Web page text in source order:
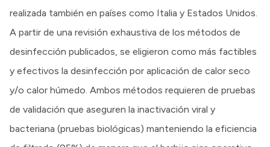
realizada también en países como Italia y Estados Unidos.
A partir de una revisión exhaustiva de los métodos de
desinfección publicados, se eligieron como más factibles
y efectivos la desinfección por aplicación de calor seco
y/o calor húmedo. Ambos métodos requieren de pruebas
de validación que aseguren la inactivación viral y
bacteriana (pruebas biológicas) manteniendo la eficiencia